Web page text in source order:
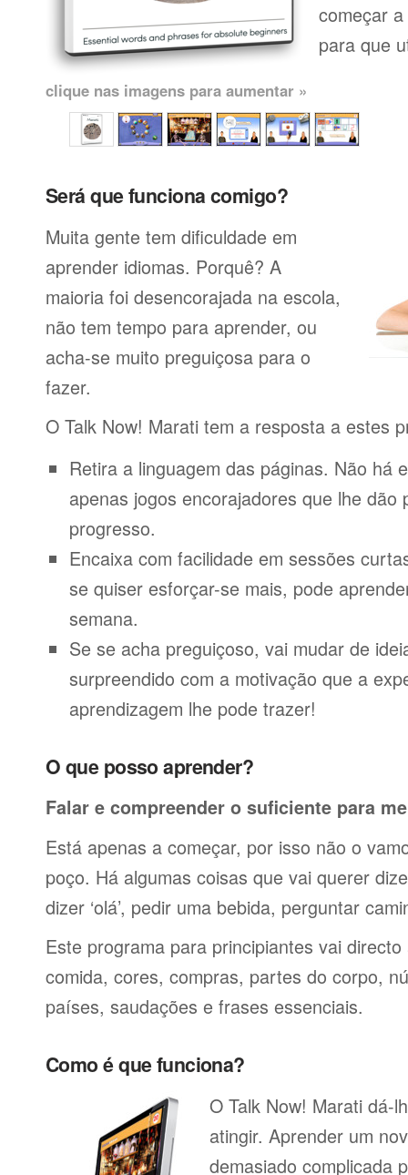
começar
para que
clique nas imagens para aumentar »
Será que funciona comigo?
Muita gente tem dificuldade em
aprender idiomas. Porquê? A
maioria foi desencorajada na escola,
não tem tempo para aprender, ou
acha-se muito preguiçosa para o
fazer.
O Talk Now! Marati tem a resposta a estes
Retira a linguagem das páginas. Não há
apenas jogos encorajadores que lhe dão
progresso.
Encaixa com facilidade em sessões
se quiser esforçar-se mais, pode
semana.
Se se acha preguiçoso, vai mudar de
surpreendido com a motivação que a
aprendizagem lhe pode trazer!
O que posso aprender?
Falar e compreender o suficiente para
Está apenas a começar, por isso não o
poço. Há algumas coisas que vai querer
dizer ‘olá’, pedir uma bebida, perguntar
Este programa para principiantes vai
comida, cores, compras, partes do corpo,
países, saudações e frases essenciais.
Como é que funciona?
O Talk Now! Marati dá-
atingir. Aprender um
demasiado complicada